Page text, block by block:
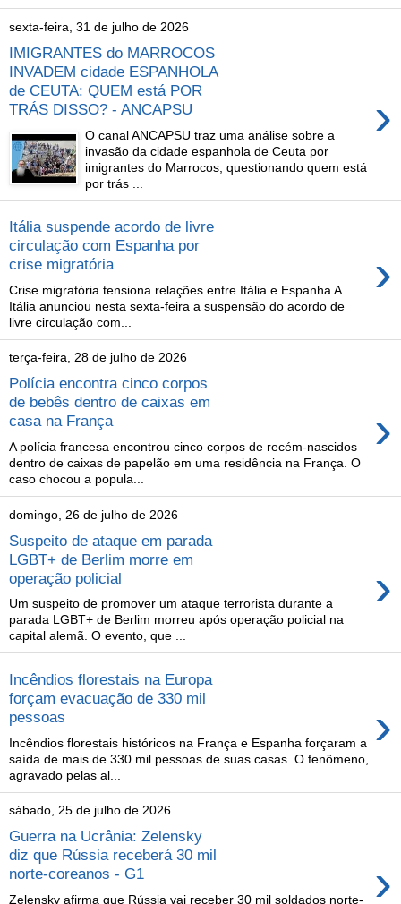
sexta-feira, 31 de julho de 2026
IMIGRANTES do MARROCOS
INVADEM cidade ESPANHOLA
de CEUTA: QUEM está POR
TRÁS DISSO? - ANCAPSU
›
O canal ANCAPSU traz uma análise sobre a
invasão da cidade espanhola de Ceuta por
imigrantes do Marrocos, questionando quem está
por trás ...
Itália suspende acordo de livre
circulação com Espanha por
crise migratória
›
Crise migratória tensiona relações entre Itália e Espanha A
Itália anunciou nesta sexta-feira a suspensão do acordo de
livre circulação com...
terça-feira, 28 de julho de 2026
Polícia encontra cinco corpos
de bebês dentro de caixas em
casa na França
›
A polícia francesa encontrou cinco corpos de recém-nascidos
dentro de caixas de papelão em uma residência na França. O
caso chocou a popula...
domingo, 26 de julho de 2026
Suspeito de ataque em parada
LGBT+ de Berlim morre em
operação policial
›
Um suspeito de promover um ataque terrorista durante a
parada LGBT+ de Berlim morreu após operação policial na
capital alemã. O evento, que ...
Incêndios florestais na Europa
forçam evacuação de 330 mil
pessoas
›
Incêndios florestais históricos na França e Espanha forçaram a
saída de mais de 330 mil pessoas de suas casas. O fenômeno,
agravado pelas al...
sábado, 25 de julho de 2026
Guerra na Ucrânia: Zelensky
diz que Rússia receberá 30 mil
norte-coreanos - G1
›
Zelensky afirma que Rússia vai receber 30 mil soldados norte-